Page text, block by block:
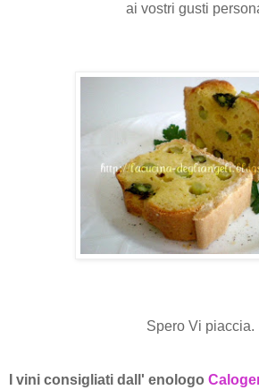
ai vostri gusti
Spero Vi piaccia.
I vini consigliati dall' enologo